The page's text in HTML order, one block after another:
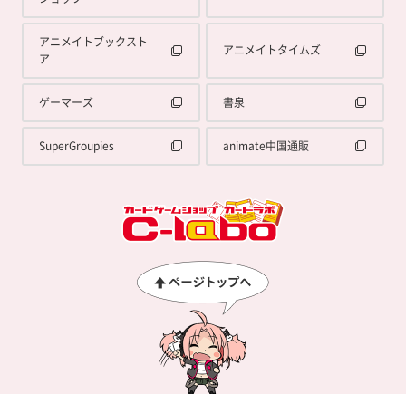
アニメイトブックスト
ア
アニメイトタイムズ
ゲーマーズ 書泉
SuperGroupies animate中国通販